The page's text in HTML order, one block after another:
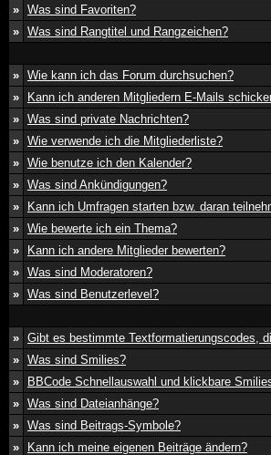
» Was sind Favoriten?
» Was sind Rangtitel und Rangzeichen?
» Wie kann ich das Forum durchsuchen?
»
Kann ich anderen Mitgliedern E-Mails
» Was sind private Nachrichten?
» Wie verwende ich die Mitgliederliste?
» Wie benutze ich den Kalender?
» Was sind Ankündigungen?
»
Kann ich Umfragen starten bzw. daran
» Wie bewerte ich ein Thema?
»
Kann ich andere Mitglieder bewerten?
» Was sind Moderatoren?
» Was sind Benutzerlevel?
» Gibt es bestimmte Textformatierungscodes,
» Was sind Smilies?
»
BBCode Schnellauswahl und klickbare
» Was sind Dateianhänge?
» Was sind Beitrags-Symbole?
»
Kann ich meine eigenen Beiträge ändern?